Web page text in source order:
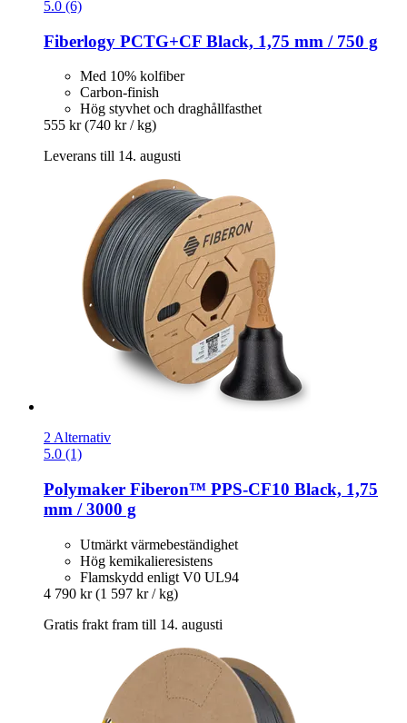
5.0 (6)
Fiberlogy PCTG+CF Black, 1,75 mm / 750 g
Med 10% kolfiber
Carbon-finish
Hög styvhet och draghållfasthet
555 kr (740 kr / kg)
Leverans till 14. augusti
2 Alternativ
5.0 (1)
Polymaker Fiberon™ PPS-​CF10 Black, 1,75
mm / 3000 g
Utmärkt värmebeständighet
Hög kemikalieresistens
Flamskydd enligt V0 UL94
4 790 kr (1 597 kr / kg)
Gratis frakt fram till 14. augusti